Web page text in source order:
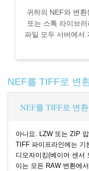
귀하의 NEF와 변
또는 스톡 라이브
파일 모두 서버에서
NEF를 TIFF로 변
NEF를 TIFF로 변
아니요. LZW 또는 ZIP
TIFF 파이프라인에는 기
디모자이킹(베이어 센서
이는 모든 RAW 변환에